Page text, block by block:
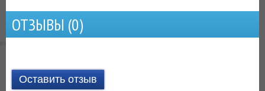
ОТЗЫВЫ (0)
Оставить отзыв